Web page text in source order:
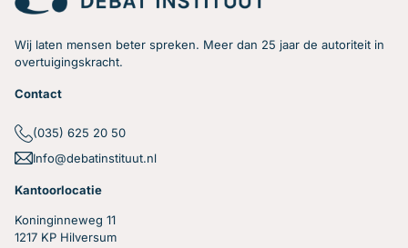
Hoe zorg je dat je
antwoord krijgt op jouw
vragen?
Wij laten mensen beter spreken. Meer dan 25 jaar de autoriteit in
overtuigingskracht.
Contact
(035) 625 20 50
Info@debatinstituut.nl
Kantoorlocatie
Koninginneweg 11
1217 KP Hilversum